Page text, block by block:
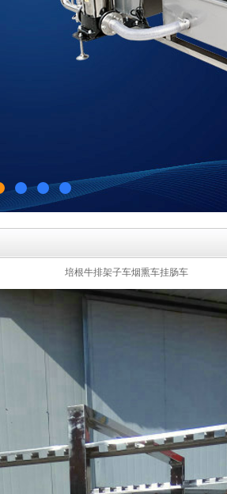
培根牛排架子车烟熏车挂肠车